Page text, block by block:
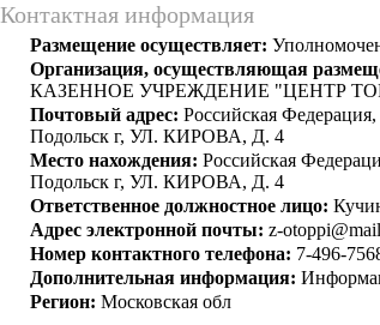
Контактная информация
Размещение осуществляет:
Организация, осуществляющая
КАЗЕННОЕ УЧРЕЖДЕНИЕ "ЦЕНТР
Почтовый адрес: Российская
Подольск г, УЛ. КИРОВА, Д. 4
Место нахождения: Российская
Подольск г, УЛ. КИРОВА, Д. 4
Ответственное должностное лицо:
Адрес электронной почты: z-
Номер контактного телефона: 7-496-
Дополнительная информация:
Регион: Московская обл